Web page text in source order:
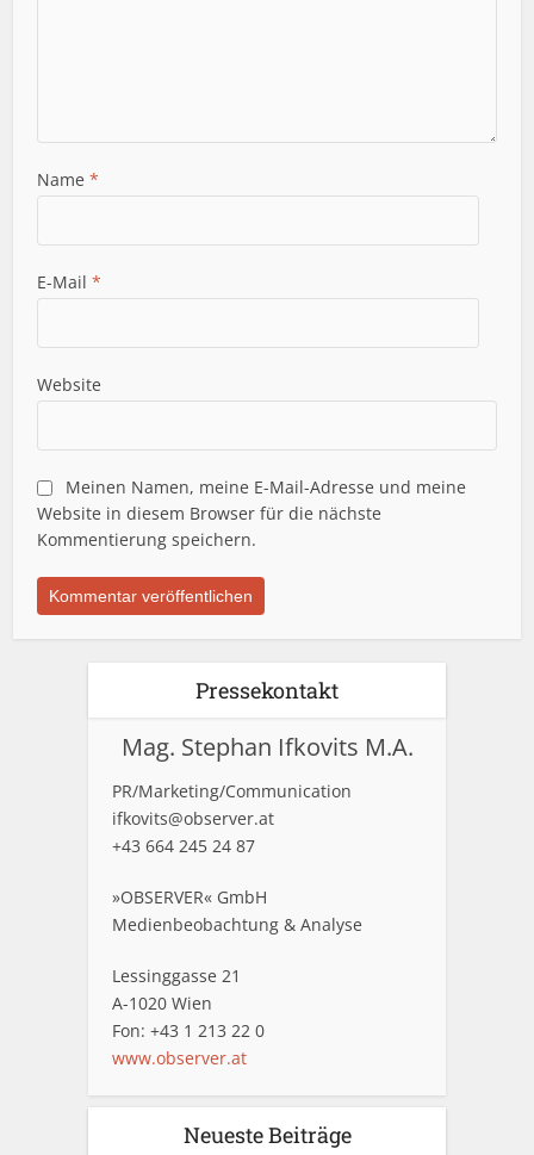
Name*
E-Mail*
Website
Meinen Namen, meine E-Mail-Adresse und meine
Website in diesem Browser für die nächste
Kommentierung speichern.
Pressekontakt
Mag. Stephan Ifkovits M.A.
PR/Marketing/Communication
ifkovits@observer.at
+43 664 245 24 87
»OBSERVER« GmbH
Medienbeobachtung & Analyse
Lessinggasse 21
A-1020 Wien
Fon: +43 1 213 22 0
www.observer.at
Neueste Beiträge